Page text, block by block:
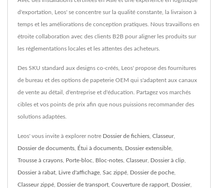
d'exportation, Leos' se concentre sur la qualité constante, la livraison à
temps et les améliorations de conception pratiques. Nous travaillons en
étroite collaboration avec des clients B2B pour aligner les produits sur
les réglementations locales et les attentes des acheteurs.
Des SKU standard aux designs co-créés, Leos' propose des fournitures
de bureau et des options de papeterie OEM qui s'adaptent aux canaux
de vente au détail, d'entreprise et d'éducation. Partagez vos marchés
cibles et vos points de prix afin que nous puissions recommander des
solutions adaptées.
Leos' vous invite à explorer notre Dossier de fichiers Classeur,
Dossier de documents Étui à documents Dossier extensible
Trousse à crayons Porte-bloc Bloc-notes Classeur, Dossier à clip
Dossier à rabat Livre d'affichage Sac zippé Dossier de poche
Classeur zippé Dossier de transport Couverture de rapport Dossier,